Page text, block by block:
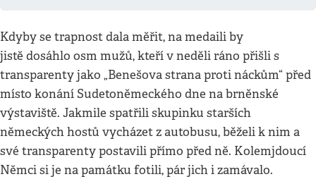
Kdyby se trapnost dala měřit, na medaili by
jistě dosáhlo osm mužů, kteří v neděli ráno přišli s
transparenty jako „Benešova strana proti náckům“ před
místo konání Sudetoněmeckého dne na brněnské
výstaviště. Jakmile spatřili skupinku starších
německých hostů vycházet z autobusu, běželi k nim a
své transparenty postavili přímo před ně. Kolemjdoucí
Němci si je na památku fotili, pár jich i zamávalo.